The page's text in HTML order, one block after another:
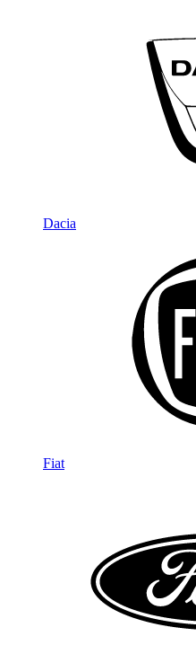
Dacia
Fiat